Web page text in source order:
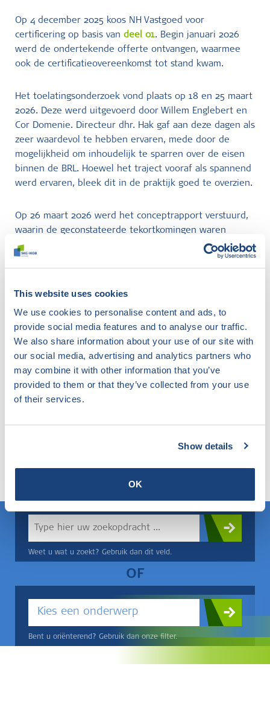
This website uses cookies
We use cookies to personalise content and ads, to
provide social media features and to analyse our traffic.
We also share information about your use of our site with
our social media, advertising and analytics partners who
may combine it with other information that you’ve
provided to them or that they’ve collected from your use
of their services.
Show details
OK
Op 4 december 2025 koos NH Vastgoed voor
certificering op basis van deel 01. Begin januari 2026
werd de ondertekende offerte ontvangen, waarmee
ook de certificatieovereenkomst tot stand kwam.
Het toelatingsonderzoek vond plaats op 18 en 25 maart
2026. Deze werd uitgevoerd door Willem Englebert en
Cor Domenie. Directeur dhr. Hak gaf aan deze dagen als
zeer waardevol te hebben ervaren, mede door de
mogelijkheid om inhoudelijk te sparren over de eisen
binnen de BRL. Hoewel het traject vooraf als spannend
werd ervaren, bleek dit in de praktijk goed te overzien.
Op 26 maart 2026 werd het conceptrapport verstuurd,
waarin de geconstateerde tekortkomingen waren
opgenomen. NH Vastgoed heeft deze punten zorgvuldig
opgepakt en opgelost.
Op 5 mei 2026 waren alle kritieke tekortkomingen
gesloten en kon het rapport definitief worden gemaakt.
Daarmee was de certificering een feit.
Een mooi traject waarin groei, timing en kwaliteit
centraal stonden.
Niet gevonden wat u zocht?
Probeer onze slimme filter eens. Hier zoekt u in de
Weet u wat u zoekt? Gebruik dan dit veld.
OF
Kies een onderwerp
Bent u oriënterend? Gebruik dan onze filter.